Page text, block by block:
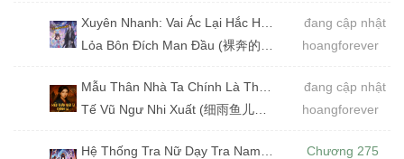
đang cập nhật
hoangforever
đang cập nhật
hoangforever
Chương 275